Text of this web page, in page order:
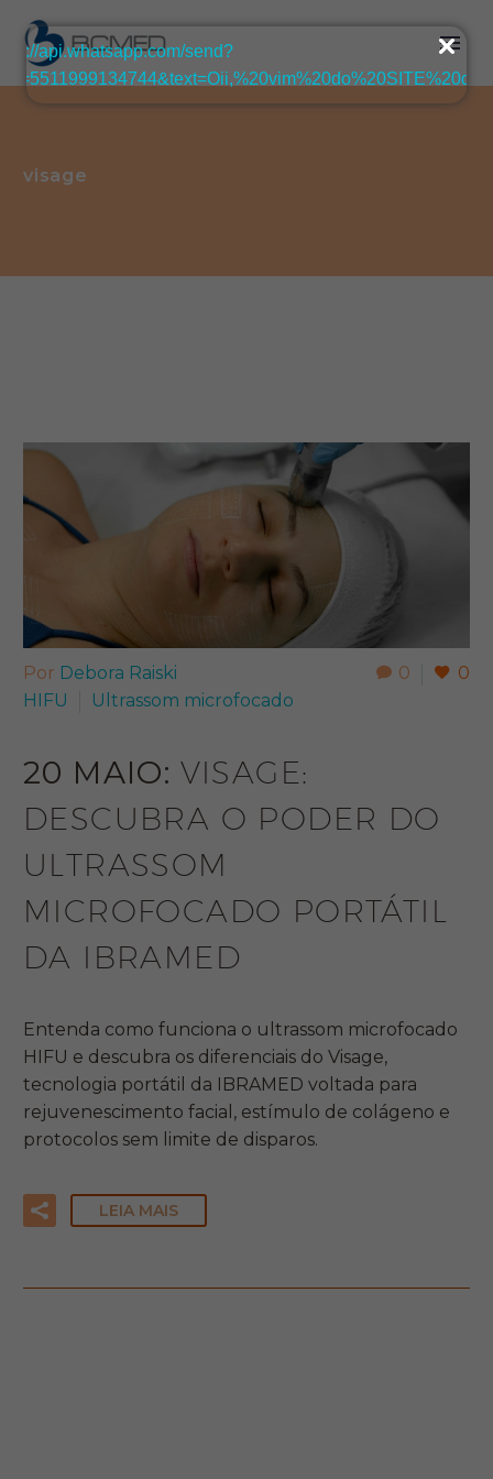
visage
0 0
Por Debora Raiski
HIFU
Ultrassom microfocado
20 MAIO: VISAGE:
DESCUBRA O PODER DO
ULTRASSOM
MICROFOCADO PORTÁTIL
DA IBRAMED
Entenda como funciona o ultrassom microfocado
HIFU e descubra os diferenciais do Visage,
tecnologia portátil da IBRAMED voltada para
rejuvenescimento facial, estímulo de colágeno e
protocolos sem limite de disparos.
LEIA MAIS